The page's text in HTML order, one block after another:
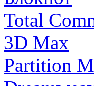
Total
3D Max
Partition